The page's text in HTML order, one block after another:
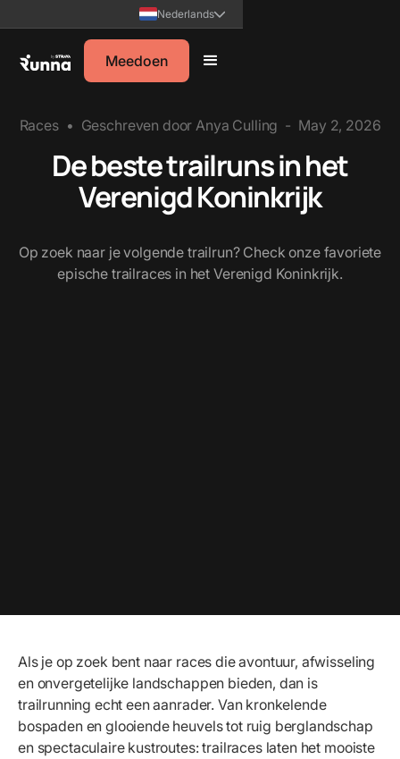
Nederlands
Meedoen
Races • Geschreven door Anya Culling - May 2, 2026
De beste trailruns in het
Verenigd Koninkrijk
Op zoek naar je volgende trailrun? Check onze favoriete
epische trailraces in het Verenigd Koninkrijk.
Als je op zoek bent naar races die avontuur, afwisseling
en onvergetelijke landschappen bieden, dan is
trailrunning echt een aanrader. Van kronkelende
bospaden en glooiende heuvels tot ruig berglandschap
en spectaculaire kustroutes: trailraces laten het mooiste